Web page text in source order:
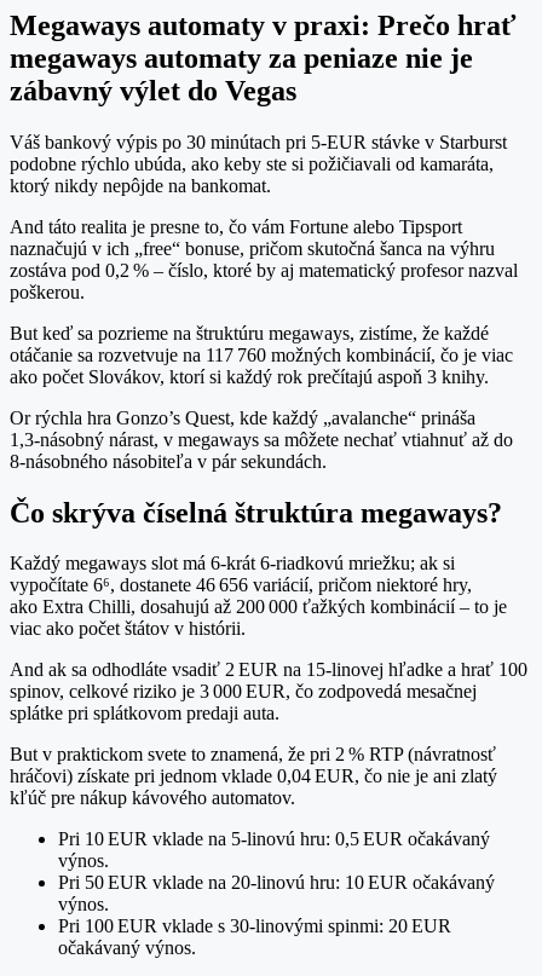
Megaways automaty v praxi: Prečo hrať
megaways automaty za peniaze nie je
zábavný výlet do Vegas
Váš bankový výpis po 30 minútach pri 5‑EUR stávke v Starburst
podobne rýchlo ubúda, ako keby ste si požičiavali od kamaráta,
ktorý nikdy nepôjde na bankomat.
And táto realita je presne to, čo vám Fortune alebo Tipsport
naznačujú v ich „free“ bonuse, pričom skutočná šanca na výhru
zostáva pod 0,2 % – číslo, ktoré by aj matematický profesor nazval
poškerou.
But keď sa pozrieme na štruktúru megaways, zistíme, že každé
otáčanie sa rozvetvuje na 117 760 možných kombinácií, čo je viac
ako počet Slovákov, ktorí si každý rok prečítajú aspoň 3 knihy.
Or rýchla hra Gonzo’s Quest, kde každý „avalanche“ prináša
1,3‑násobný nárast, v megaways sa môžete nechať vtiahnuť až do
8‑násobného násobiteľa v pár sekundách.
Čo skrýva číselná štruktúra megaways?
Každý megaways slot má 6‑krát 6‑riadkovú mriežku; ak si
vypočítate 6⁶, dostanete 46 656 variácií, pričom niektoré hry,
ako Extra Chilli, dosahujú až 200 000 ťažkých kombinácií – to je
viac ako počet štátov v histórii.
And ak sa odhodláte vsadiť 2 EUR na 15‑linovej hľadke a hrať 100
spinov, celkové riziko je 3 000 EUR, čo zodpovedá mesačnej
splátke pri splátkovom predaji auta.
But v praktickom svete to znamená, že pri 2 % RTP (návratnosť
hráčovi) získate pri jednom vklade 0,04 EUR, čo nie je ani zlatý
kľúč pre nákup kávového automatov.
Pri 10 EUR vklade na 5‑linovú hru: 0,5 EUR očakávaný
výnos.
Pri 50 EUR vklade na 20‑linovú hru: 10 EUR očakávaný
výnos.
Pri 100 EUR vklade s 30‑linovými spinmi: 20 EUR
očakávaný výnos.